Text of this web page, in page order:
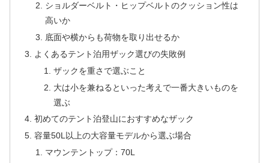
ショルダーベルト・ヒップベルトのクッション性は
高いか
底面や横からも荷物を取り出せるか
よくあるテント泊用ザック選びの失敗例
ザックを重さで選ぶこと
大は小を兼ねるといった考えで一番大きいものを
選ぶ
初めてのテント泊登山におすすめなザック
容量50L以上の大容量モデルから選ぶ場合
マウンテントップ：70L